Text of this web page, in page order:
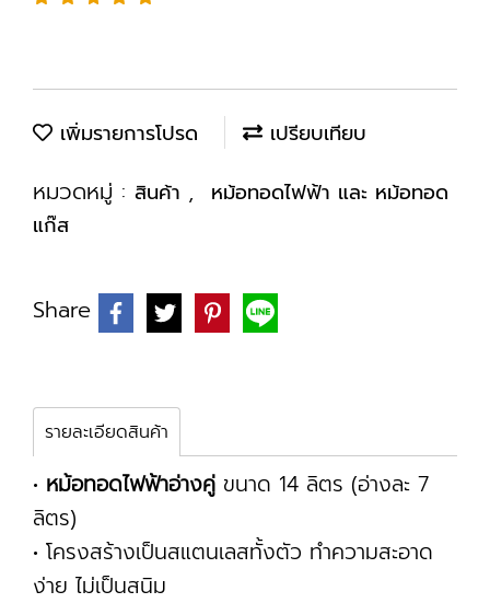
เพิ่มรายการโปรด เปรียบเทียบ
หมวดหมู่ : สินค้า ,
หม้อทอดไฟฟ้า และ หม้อทอด
แก๊ส
Share
รายละเอียดสินค้า
• หม้อทอดไฟฟ้าอ่างคู่ ขนาด 14 ลิตร (อ่างละ 7
ลิตร)
• โครงสร้างเป็นสแตนเลสทั้งตัว ทำความสะอาด
ง่าย ไม่เป็นสนิม